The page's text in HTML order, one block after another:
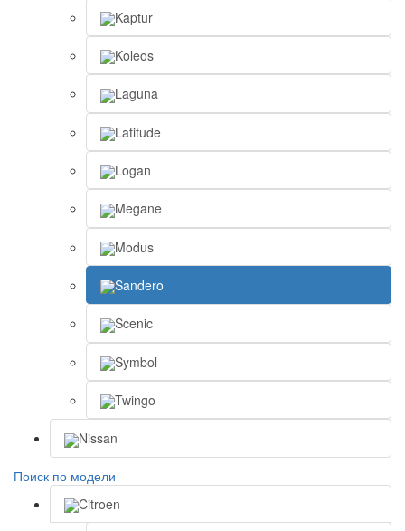
Kaptur
Koleos
Laguna
Latitude
Logan
Megane
Modus
Sandero
Scenic
Symbol
Twingo
Nissan
Поиск по модели
Citroen